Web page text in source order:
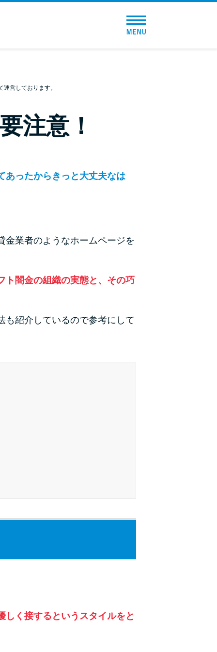
総合人気ランキング
とにかくすぐ借りたい方向け
バレずに借りたい方向け
利なコンテンツ
リボ払いをそのまま払いきると損！
最速！最短40分で借りられるカードローン
と危険な理由と対処法3つ
質屋でお金を借りるには？年利やシステムをカ
営しております。
注意！
あったからきっと大丈夫なは
金業者のようなホームページを
ト闇金の組織の実態と、その巧
も紹介しているので参考にして
しく接するというスタイルをと